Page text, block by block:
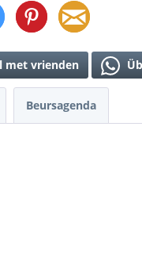
met vrienden
Beursagenda